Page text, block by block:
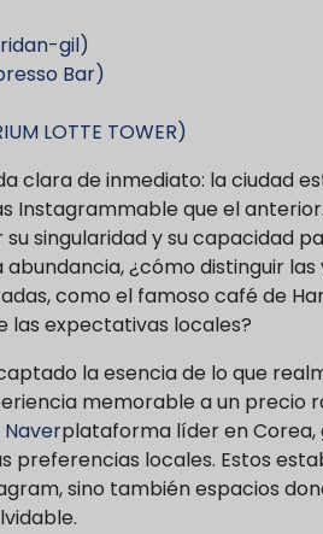
gil)
Bar)
LOTTE TOWER)
clara de inmediato: la ciudad
Instagrammable que el
singularidad y su capacidad
¿cómo distinguir
como el famoso café de
las expectativas locales?
la esencia de lo que
memorable a un precio
plataforma líder en Corea,
preferencias locales. Estos
sino también espacios